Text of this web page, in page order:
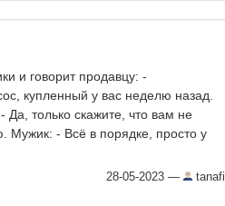
и говорит продавцу: -
купленный у вас неделю назад.
Да, только скажите, что вам не
Мужик: - Всё в порядке, просто у
28-05-2023 — tanafi